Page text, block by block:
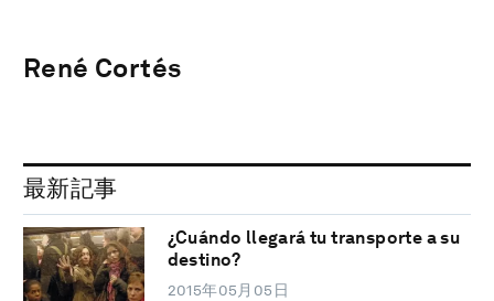
René Cortés
最新記事
¿Cuándo llegará tu transporte a su
destino?
2015年05月05日